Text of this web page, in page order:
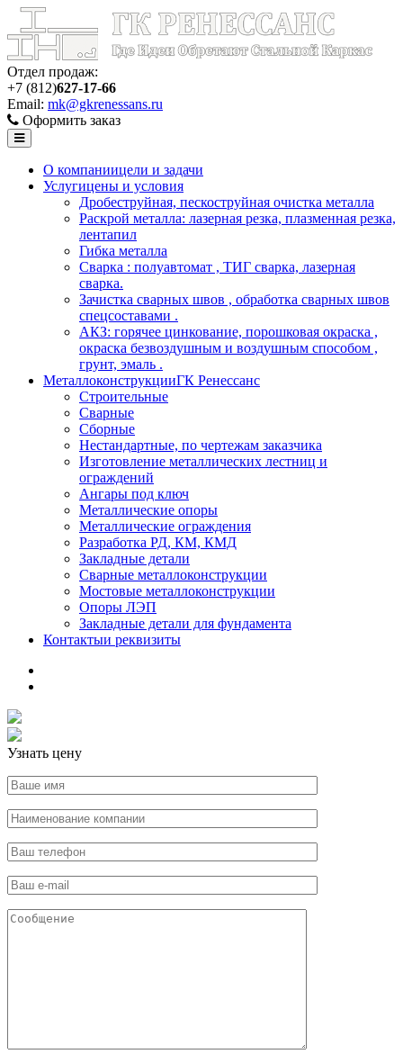
Отдел продаж:
+7 (812)627-17-66
Email: mk@gkrenessans.ru
Оформить заказ
О компаниицели и задачи
Услугицены и условия
Дробеструйная, пескоструйная очистка металла
Раскрой металла: лазерная резка, плазменная резка,
лентапил
Гибка металла
Сварка : полуавтомат , ТИГ сварка, лазерная
сварка.
Зачистка сварных швов , обработка сварных швов
спецсоставами .
АКЗ: горячее цинкование, порошковая окраска ,
окраска безвоздушным и воздушным способом ,
грунт, эмаль .
МеталлоконструкцииГК Ренессанс
Строительные
Сварные
Сборные
Нестандартные, по чертежам заказчика
Изготовление металлических лестниц и
ограждений
Ангары под ключ
Металлические опоры
Металлические ограждения
Разработка РД, КМ, КМД
Закладные детали
Сварные металлоконструкции
Мостовые металлоконструкции
Опоры ЛЭП
Закладные детали для фундамента
Контактыи реквизиты
Узнать цену